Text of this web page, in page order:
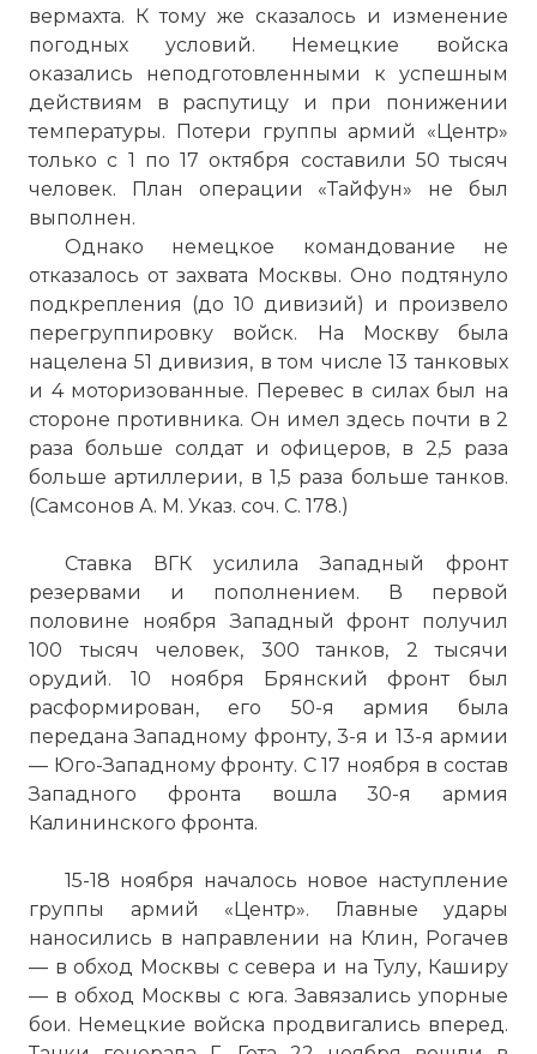
вермахта. К тому же сказалось и изменение
погодных условий. Немецкие войска
оказались неподготовленными к успешным
действиям в распутицу и при понижении
температуры. Потери группы армий «Центр»
только с 1 по 17 октября составили 50 тысяч
человек. План операции «Тайфун» не был
выполнен.
Однако немецкое командование не
отказалось от захвата Москвы. Оно подтянуло
подкрепления (до 10 дивизий) и произвело
перегруппировку войск. На Москву была
нацелена 51 дивизия, в том числе 13 танковых
и 4 моторизованные. Перевес в силах был на
стороне противника. Он имел здесь почти в 2
раза больше солдат и офицеров, в 2,5 раза
больше артиллерии, в 1,5 раза больше танков.
(Самсонов А. М. Указ. соч. С. 178.)
Ставка ВГК усилила Западный фронт
резервами и пополнением. В первой
половине ноября Западный фронт получил
100 тысяч человек, 300 танков, 2 тысячи
орудий. 10 ноября Брянский фронт был
расформирован, его 50-я армия была
передана Западному фронту, 3-я и 13-я армии
— Юго-Западному фронту. С 17 ноября в состав
Западного фронта вошла 30-я армия
Калининского фронта.
15-18 ноября началось новое наступление
группы армий «Центр». Главные удары
наносились в направлении на Клин, Рогачев
— в обход Москвы с севера и на Тулу, Каширу
— в обход Москвы с юга. Завязались упорные
бои. Немецкие войска продвигались вперед.